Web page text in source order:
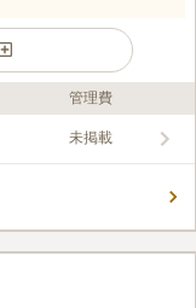
管理費
未掲載